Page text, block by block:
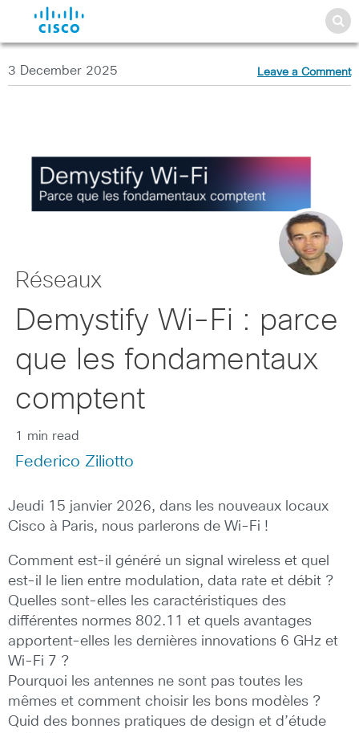
3 December 2025 Leave a Comment
Réseaux
Demystify Wi-Fi : parce
que les fondamentaux
comptent
1 min read
Federico Ziliotto
Jeudi 15 janvier 2026, dans les nouveaux locaux
Cisco à Paris, nous parlerons de Wi-Fi !
Comment est-il généré un signal wireless et quel
est-il le lien entre modulation, data rate et débit ?
Quelles sont-elles les caractéristiques des
différentes normes 802.11 et quels avantages
apportent-elles les dernières innovations 6 GHz et
Wi-Fi 7 ?
Pourquoi les antennes ne sont pas toutes les
mêmes et comment choisir les bons modèles ?
Quid des bonnes pratiques de design et d’étude